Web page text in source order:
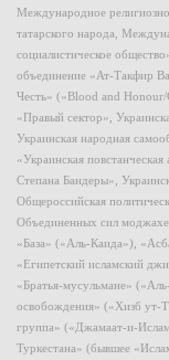
Международное
татарского народа,
социалистическое
объединение «Ат-Такфир
Честь» («Blood and
«Правый сектор»,
Украинская народная
«Украинская
Степана Бандеры»,
Общероссийская
Объединенных сил
«База» («Аль-Каида»),
«Египетский исламский
«Братья-мусульмане»
освобождения» («Хизб ут-
группа» («Джамаат-и-
Туркестана» (бывшее